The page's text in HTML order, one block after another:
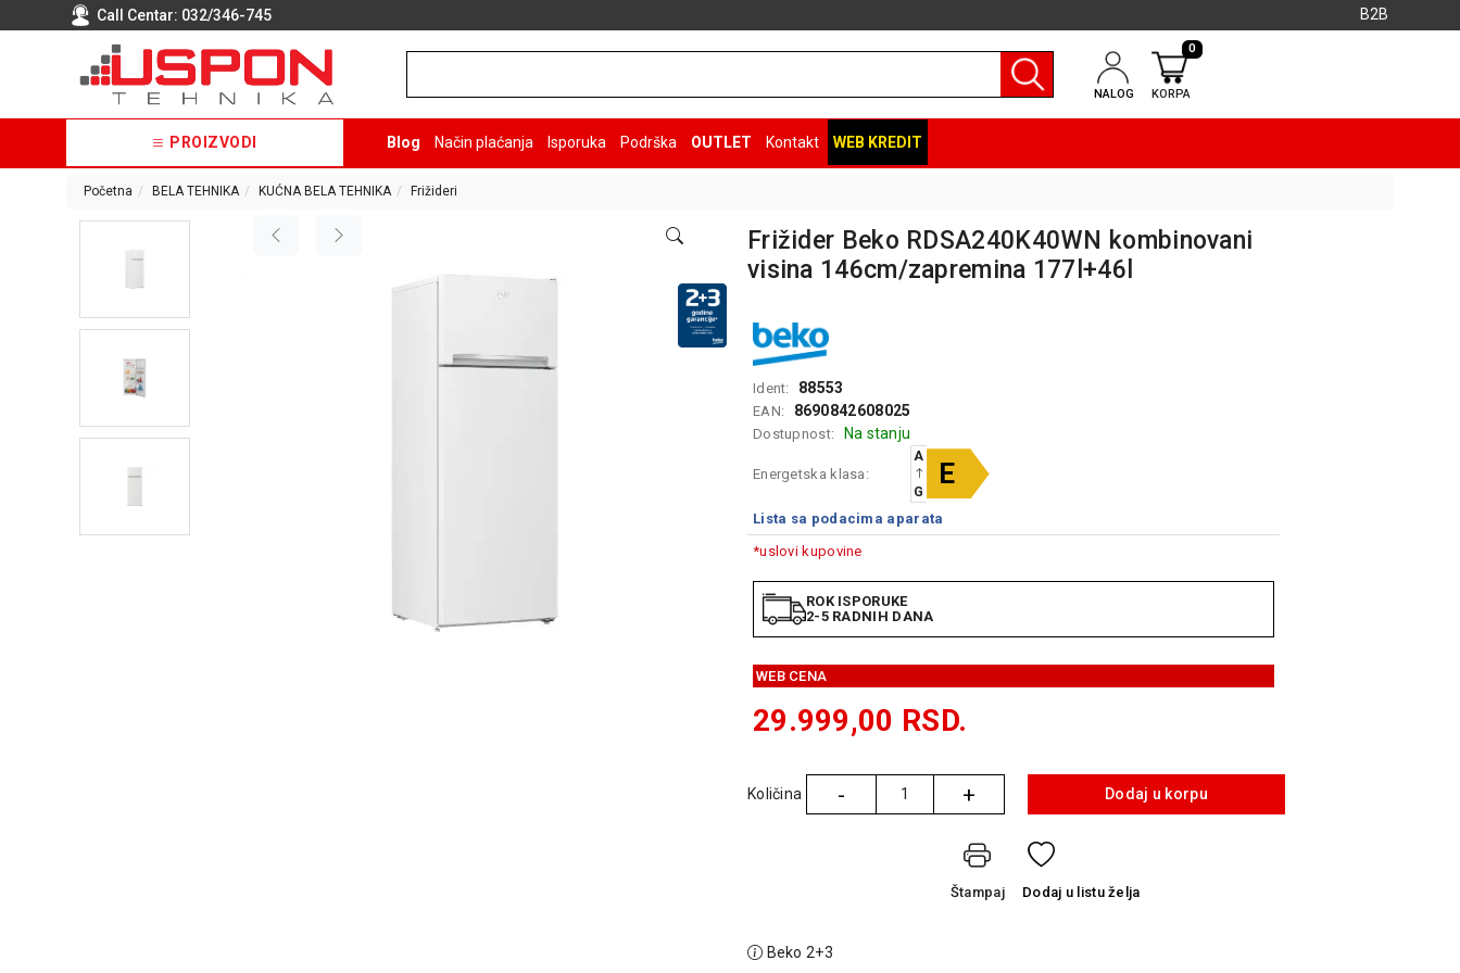
Call Centar: 032/346-745 B2B
NALOG KORPA
0
PROIZVODI Blog Način plaćanja Isporuka Podrška OUTLET Kontakt WEB KREDIT
Početna BELA TEHNIKA KUĆNA BELA TEHNIKA Frižideri
Frižider Beko RDSA240K40WN kombinovani
visina 146cm/zapremina 177l+46l
Ident: 88553
EAN: 8690842608025
Dostupnost: Na stanju
Energetska klasa:
A
G
E
Lista sa podacima aparata
*uslovi kupovine
ROK ISPORUKE
2-5 RADNIH DANA
WEB CENA
29.999,00 RSD.
Količina - + Dodaj u korpu
Štampaj Dodaj u listu želja
Beko 2+3